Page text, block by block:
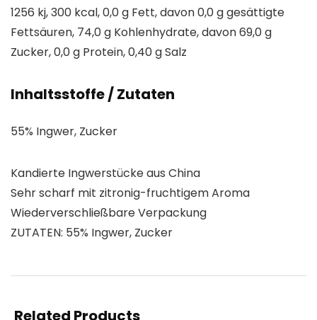
1256 kj, 300 kcal, 0,0 g Fett, davon 0,0 g gesättigte
Fettsäuren, 74,0 g Kohlenhydrate, davon 69,0 g
Zucker, 0,0 g Protein, 0,40 g Salz
Inhaltsstoffe / Zutaten
55% Ingwer, Zucker
Kandierte Ingwerstücke aus China
Sehr scharf mit zitronig-fruchtigem Aroma
Wiederverschließbare Verpackung
ZUTATEN: 55% Ingwer, Zucker
Related Products